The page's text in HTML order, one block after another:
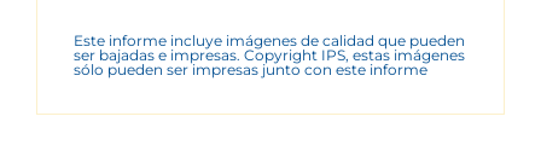
Este informe incluye imágenes de calidad que pueden
ser bajadas e impresas. Copyright IPS, estas imágenes
sólo pueden ser impresas junto con este informe